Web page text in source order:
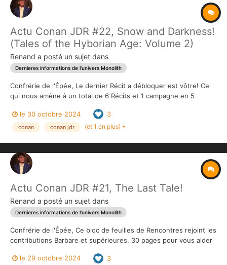
Actu Conan JDR #22, Snow and Darkness!
(Tales of the Hyborian Age: Volume 2)
Renand a posté un sujet dans
Dernieres informations de l'univers Monolith
Confrérie de l'Épée, Le dernier Récit a débloquer est vôtre! Ce
qui nous amène à un total de 6 Récits et 1 campagne en 5
Brick est un voyageur, un joueur, un artiste martial, un mari et un
père (leur importance...
le 30 octobre 2024 3
conan conan jdr (et 1 en plus)
Actu Conan JDR #21, The Last Tale!
Renand a posté un sujet dans
Dernieres informations de l'univers Monolith
Confrérie de l'Épée, Ce bloc de feuilles de Rencontres rejoint les
contributions Barbare et supérieures. 30 pages pour vous aider
également disponible pour tous. Alors que nous approchons des
le 29 octobre 2024 3